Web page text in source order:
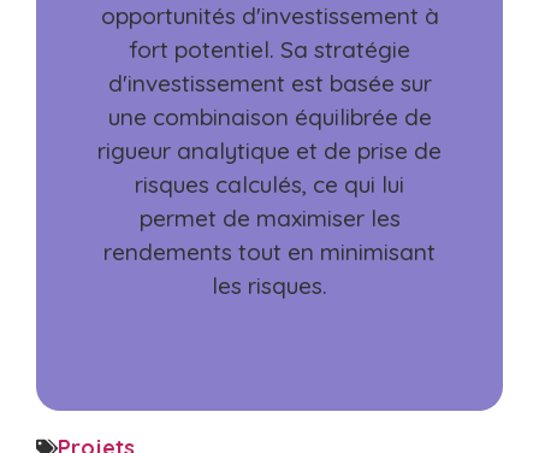
opportunités d'investissement à
fort potentiel. Sa stratégie
d'investissement est basée sur
une combinaison équilibrée de
rigueur analytique et de prise de
risques calculés, ce qui lui
permet de maximiser les
rendements tout en minimisant
les risques.